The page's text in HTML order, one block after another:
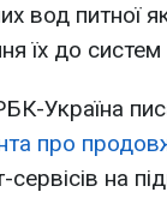
вод питної
їх до
Україна
про
сервісів на